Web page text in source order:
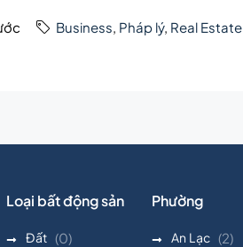
Business, Pháp lý, Real Estate
Loại bất động sản
Đất (0)
Phường
An Lạc (2)